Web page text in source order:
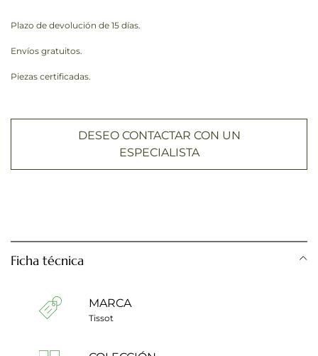
Plazo de devolución de 15 días.
Envíos gratuitos.
Piezas certificadas.
DESEO CONTACTAR CON UN
ESPECIALISTA
Ficha técnica
MARCA
Tissot